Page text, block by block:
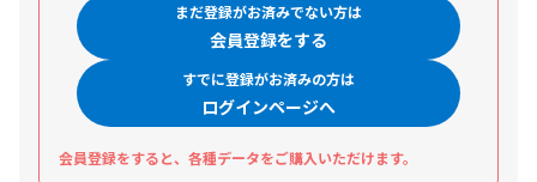
まだ登録がお済みでない方は
会員登録をする
すでに登録がお済みの方は
ログインページへ
会員登録をすると、各種データをご購入いただけます。